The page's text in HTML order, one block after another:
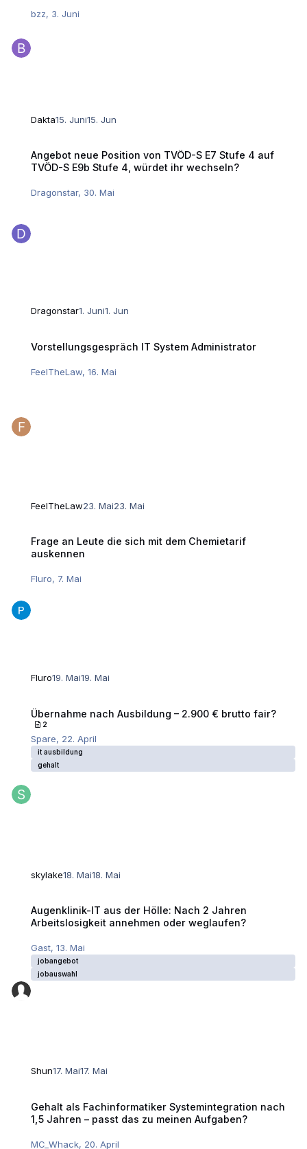
bzz, 3. Juni
Dakta15. Juni15. Jun
Angebot neue Position von TVÖD-S E7 Stufe 4 auf
TVÖD-S E9b Stufe 4, würdet ihr wechseln?
Dragonstar, 30. Mai
Dragonstar1. Juni1. Jun
Vorstellungsgespräch IT System Administrator
FeelTheLaw, 16. Mai
FeelTheLaw23. Mai23. Mai
Frage an Leute die sich mit dem Chemietarif
auskennen
Fluro, 7. Mai
Fluro19. Mai19. Mai
Übernahme nach Ausbildung – 2.900 € brutto fair?
2
Spare, 22. April
it ausbildung
gehalt
skylake18. Mai18. Mai
Augenklinik-IT aus der Hölle: Nach 2 Jahren
Arbeitslosigkeit annehmen oder weglaufen?
Gast, 13. Mai
jobangebot
jobauswahl
Shun17. Mai17. Mai
Gehalt als Fachinformatiker Systemintegration nach
1,5 Jahren – passt das zu meinen Aufgaben?
MC_Whack, 20. April